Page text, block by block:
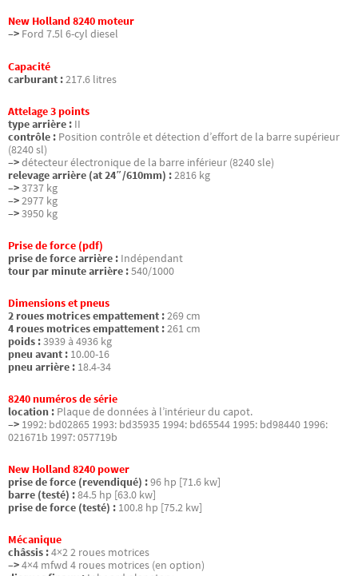
New Holland 8240 moteur
–> Ford 7.5l 6-cyl diesel
Capacité
carburant :217.6 litres
Attelage 3 points
type arrière : II
contrôle : Position contrôle et détection d’effort de la barre supérieur
(8240 sl)
–>détecteur électronique de la barre inférieur (8240 sle)
relevage arrière (at 24″/610mm) :2816 kg
–>3737 kg
–>2977 kg
–>3950 kg
Prise de force (pdf)
prise de force arrière : Indépendant
tour par minute arrière :540/1000
Dimensions et pneus
2 roues motrices empattement :269 cm
4 roues motrices empattement :261 cm
poids :3939 à 4936 kg
pneu avant : 10.00-16
pneu arrière : 18.4-34
8240 numéros de série
location : Plaque de données à l’intérieur du capot.
–> 1992: bd02865 1993: bd35935 1994: bd65544 1995: bd98440 1996:
021671b 1997: 057719b
New Holland 8240 power
prise de force (revendiqué) :96 hp [71.6 kw]
barre (testé) :84.5 hp [63.0 kw]
prise de force (testé) : 100.8 hp [75.2 kw]
Mécanique
châssis :4×2 2 roues motrices
–>4×4 mfwd 4 roues motrices (en option)